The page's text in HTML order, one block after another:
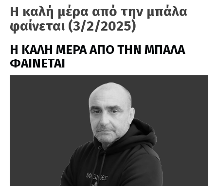
Η καλή μέρα από την μπάλα
φαίνεται (3/2/2025)
H ΚΑΛΗ ΜΕΡΑ ΑΠΟ ΤΗΝ ΜΠΑΛΑ
ΦΑΙΝΕΤΑΙ